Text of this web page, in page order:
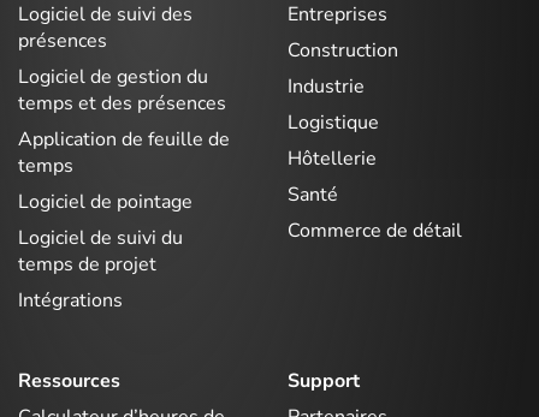
Logiciel de suivi des
présences
Logiciel de gestion du
temps et des présences
Application de feuille de
temps
Logiciel de pointage
Logiciel de suivi du
temps de projet
Intégrations
Entreprises
Construction
Industrie
Logistique
Hôtellerie
Santé
Commerce de détail
Ressources
Support